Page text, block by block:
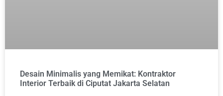
Desain Minimalis yang Memikat: Kontraktor
Interior Terbaik di Ciputat Jakarta Selatan